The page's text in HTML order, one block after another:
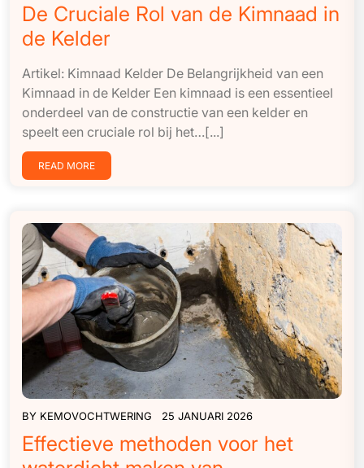
De Cruciale Rol van de Kimnaad in
de Kelder
Artikel: Kimnaad Kelder De Belangrijkheid van een
Kimnaad in de Kelder Een kimnaad is een essentieel
onderdeel van de constructie van een kelder en
speelt een cruciale rol bij het…[...]
READ MORE
BY KEMOVOCHTWERING 25 JANUARI 2026
Effectieve methoden voor het